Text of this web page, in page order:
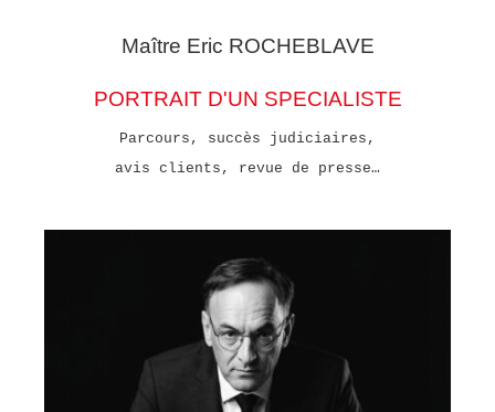
Maître Eric ROCHEBLAVE
PORTRAIT D'UN SPECIALISTE
Parcours, succès judiciaires,
avis clients, revue de presse…